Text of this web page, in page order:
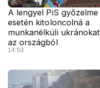
A lengyel PiS győzelme
esetén kitoloncolná a
munkanélküli ukránokat
az országból
14:53